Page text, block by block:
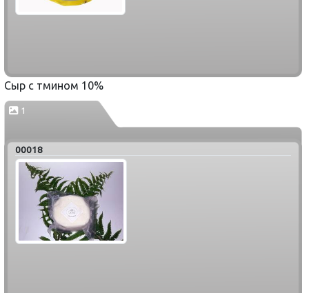
Сыр с тмином 10%
1
00018